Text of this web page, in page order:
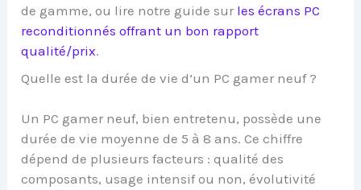
de gamme, ou lire notre guide sur les écrans PC
reconditionnés offrant un bon rapport
qualité/prix.
Quelle est la durée de vie d’un PC gamer neuf ?
Un PC gamer neuf, bien entretenu, possède une
durée de vie moyenne de 5 à 8 ans. Ce chiffre
dépend de plusieurs facteurs : qualité des
composants, usage intensif ou non, évolutivité